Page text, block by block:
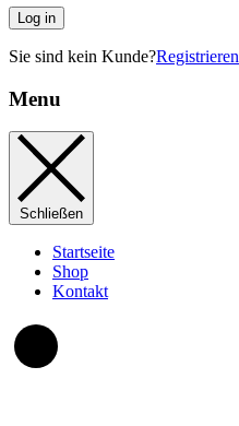
Log in
Sie sind kein Kunde?Registrieren
Menu
Schließen
Startseite
Shop
Kontakt